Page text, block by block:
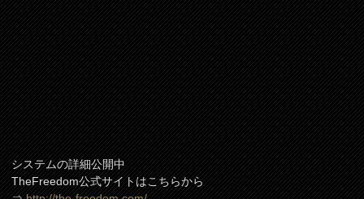
システムの詳細公開中
TheFreedom公式サイトはこちらから